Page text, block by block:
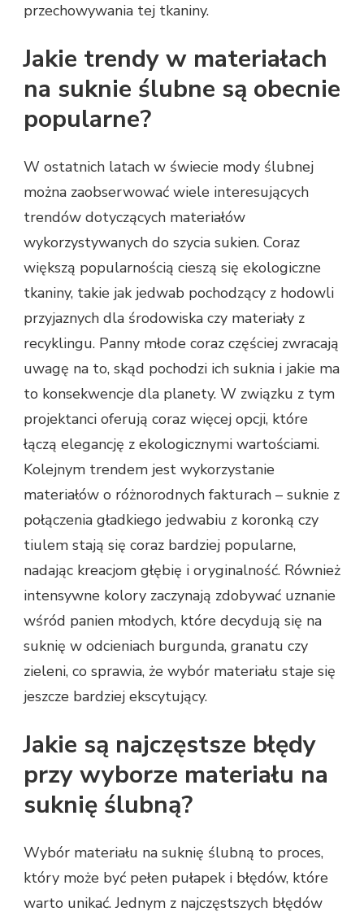
przechowywania tej tkaniny.
Jakie trendy w materiałach
na suknie ślubne są obecnie
popularne?
W ostatnich latach w świecie mody ślubnej
można zaobserwować wiele interesujących
trendów dotyczących materiałów
wykorzystywanych do szycia sukien. Coraz
większą popularnością cieszą się ekologiczne
tkaniny, takie jak jedwab pochodzący z hodowli
przyjaznych dla środowiska czy materiały z
recyklingu. Panny młode coraz częściej zwracają
uwagę na to, skąd pochodzi ich suknia i jakie ma
to konsekwencje dla planety. W związku z tym
projektanci oferują coraz więcej opcji, które
łączą elegancję z ekologicznymi wartościami.
Kolejnym trendem jest wykorzystanie
materiałów o różnorodnych fakturach – suknie z
połączenia gładkiego jedwabiu z koronką czy
tiulem stają się coraz bardziej popularne,
nadając kreacjom głębię i oryginalność. Również
intensywne kolory zaczynają zdobywać uznanie
wśród panien młodych, które decydują się na
suknię w odcieniach burgunda, granatu czy
zieleni, co sprawia, że wybór materiału staje się
jeszcze bardziej ekscytujący.
Jakie są najczęstsze błędy
przy wyborze materiału na
suknię ślubną?
Wybór materiału na suknię ślubną to proces,
który może być pełen pułapek i błędów, które
warto unikać. Jednym z najczęstszych błędów